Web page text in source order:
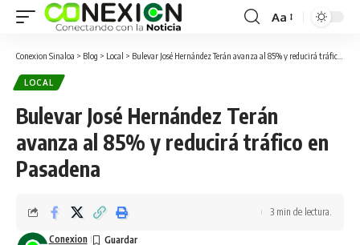
Aa
Conexion Sinaloa > Blog > Local > Bulevar José Hernández Terán avanza al 85% y reducirá tráfico en Pasadena
LOCAL
Bulevar José Hernández Terán
avanza al 85% y reducirá tráfico en
Pasadena
Conexion
3 min de lectura.